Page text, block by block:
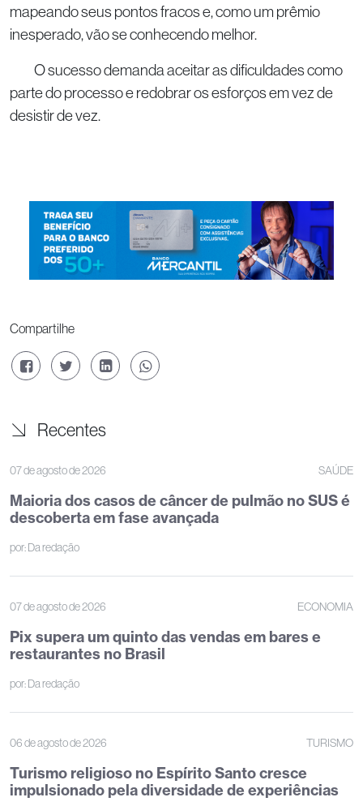
mapeando seus pontos fracos e, como um prêmio
inesperado, vão se conhecendo melhor.
O sucesso demanda aceitar as dificuldades como
parte do processo e redobrar os esforços em vez de
desistir de vez.
Compartilhe
Recentes
07 de agosto de 2026 SAÚDE
Maioria dos casos de câncer de pulmão no SUS é
descoberta em fase avançada
por:Da redação
07 de agosto de 2026 ECONOMIA
Pix supera um quinto das vendas em bares e
restaurantes no Brasil
por:Da redação
06 de agosto de 2026 TURISMO
Turismo religioso no Espírito Santo cresce
impulsionado pela diversidade de experiências